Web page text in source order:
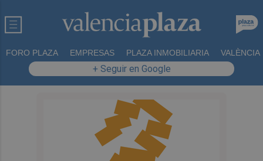
FORO PLAZA EMPRESAS PLAZA INMOBILIARIA VALÈNCIA
+ Seguir en Google